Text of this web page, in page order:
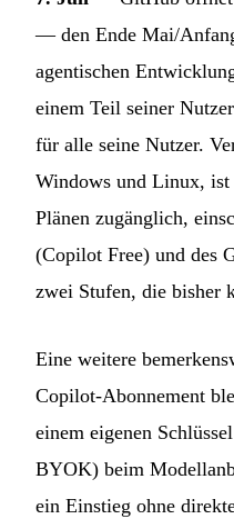
— den Ende Mai/
agentischen
einem Teil seiner
für alle seine Nutzer.
Windows und Linux,
Plänen zugänglich,
(Copilot Free) und des
zwei Stufen, die bisher
Eine weitere
Copilot-Abonnement
einem eigenen
BYOK) beim
ein Einstieg ohne